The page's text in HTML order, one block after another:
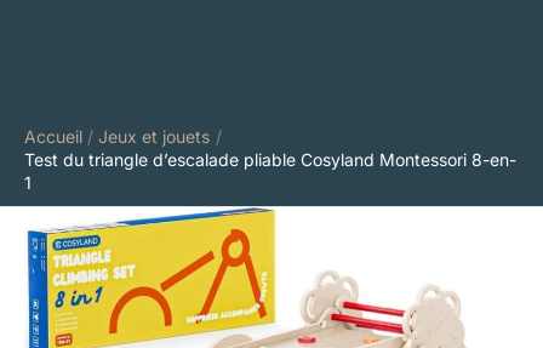
Accueil
Jeux et jouets
Test du triangle d’escalade pliable Cosyland Montessori 8-en-
1